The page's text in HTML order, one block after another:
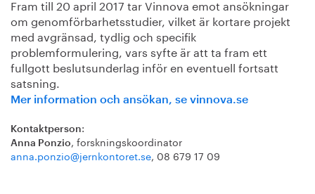
Fram till 20 april 2017 tar Vinnova emot ansökningar
om genomförbarhetsstudier, vilket är kortare projekt
med avgränsad, tydlig och specifik
problemformulering, vars syfte är att ta fram ett
fullgott beslutsunderlag inför en eventuell fortsatt
satsning.
Mer information och ansökan, se vinnova.se
Kontaktperson:
Anna Ponzio, forskningskoordinator
anna.ponzio@jernkontoret.se, 08 679 17 09